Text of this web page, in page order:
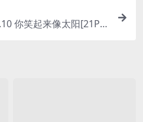
你笑起来像太阳[21P/1